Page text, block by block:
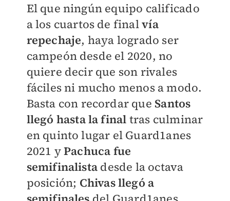
El que ningún equipo calificado
a los cuartos de finalvía
repechaje, haya logrado ser
campeón desde el 2020, no
quiere decir que son rivales
fáciles ni mucho menos a modo.
Basta con recordar que Santos
llegó hasta la final tras culminar
en quinto lugar el Guard1anes
2021 yPachuca fue
semifinalista desde la octava
posición; Chivas llegó a